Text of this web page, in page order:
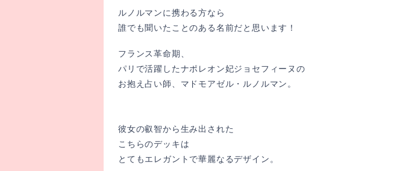
ルノルマンに携わる方なら
誰でも聞いたことのある名前だと思います！
フランス革命期、
パリで活躍したナポレオン妃ジョセフィーヌの
お抱え占い師、マドモアゼル・ルノルマン。
彼女の叡智から生み出された
こちらのデッキは
とてもエレガントで華麗なるデザイン。